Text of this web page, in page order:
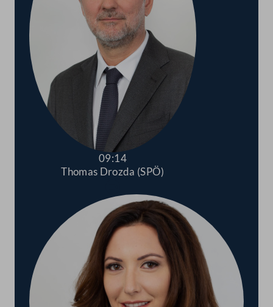
09:14
Thomas Drozda (SPÖ)